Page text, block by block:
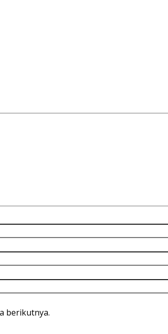
berikutnya.